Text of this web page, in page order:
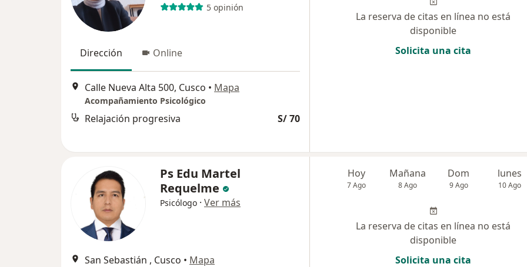
5 opinión
Dirección Online
Calle Nueva Alta 500, Cusco • Mapa
Acompañamiento Psicológico
Relajación progresiva S/ 70
La reserva de citas en línea no está
disponible
Solicita una cita
Ps Edu Martel
Requelme
Psicólogo · Ver más
San Sebastián , Cusco • Mapa
Hoy
7 Ago
Mañana
8 Ago
Dom
9 Ago
lunes
10 Ago
La reserva de citas en línea no está
disponible
Solicita una cita